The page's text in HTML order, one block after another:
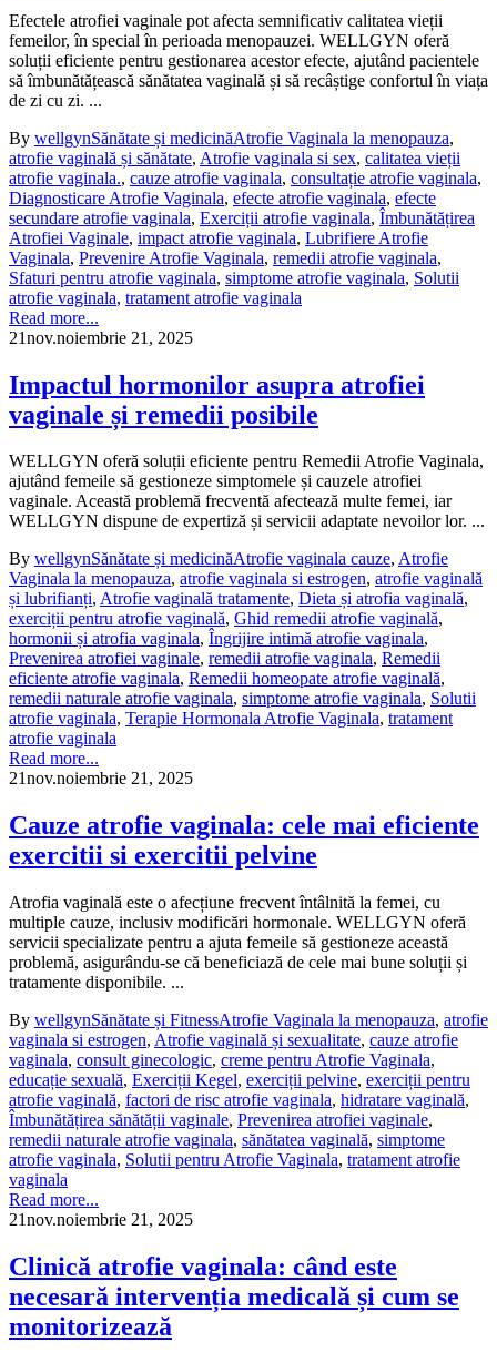
Efectele atrofiei vaginale pot afecta semnificativ calitatea vieții
femeilor, în special în perioada menopauzei. WELLGYN oferă
soluții eficiente pentru gestionarea acestor efecte, ajutând pacientele
să îmbunătățească sănătatea vaginală și să recâștige confortul în viața
de zi cu zi. ...
By wellgynSănătate și medicinăAtrofie Vaginala la menopauza,
atrofie vaginală și sănătate, Atrofie vaginala si sex, calitatea vieții
atrofie vaginala., cauze atrofie vaginala, consultație atrofie vaginala,
Diagnosticare Atrofie Vaginala, efecte atrofie vaginala, efecte
secundare atrofie vaginala, Exerciții atrofie vaginala, Îmbunătățirea
Atrofiei Vaginale, impact atrofie vaginala, Lubrifiere Atrofie
Vaginala, Prevenire Atrofie Vaginala, remedii atrofie vaginala,
Sfaturi pentru atrofie vaginala, simptome atrofie vaginala, Solutii
atrofie vaginala, tratament atrofie vaginala
Read more...
21nov.noiembrie 21, 2025
Impactul hormonilor asupra atrofiei
vaginale și remedii posibile
WELLGYN oferă soluții eficiente pentru Remedii Atrofie Vaginala,
ajutând femeile să gestioneze simptomele și cauzele atrofiei
vaginale. Această problemă frecventă afectează multe femei, iar
WELLGYN dispune de expertiză și servicii adaptate nevoilor lor. ...
By wellgynSănătate și medicinăAtrofie vaginala cauze, Atrofie
Vaginala la menopauza, atrofie vaginala si estrogen, atrofie vaginală
și lubrifianți, Atrofie vaginală tratamente, Dieta și atrofia vaginală,
exerciții pentru atrofie vaginală, Ghid remedii atrofie vaginală,
hormonii și atrofia vaginala, Îngrijire intimă atrofie vaginala,
Prevenirea atrofiei vaginale, remedii atrofie vaginala, Remedii
eficiente atrofie vaginala, Remedii homeopate atrofie vaginală,
remedii naturale atrofie vaginala, simptome atrofie vaginala, Solutii
atrofie vaginala, Terapie Hormonala Atrofie Vaginala, tratament
atrofie vaginala
Read more...
21nov.noiembrie 21, 2025
Cauze atrofie vaginala: cele mai eficiente
exercitii si exercitii pelvine
Atrofia vaginală este o afecțiune frecvent întâlnită la femei, cu
multiple cauze, inclusiv modificări hormonale. WELLGYN oferă
servicii specializate pentru a ajuta femeile să gestioneze această
problemă, asigurându-se că beneficiază de cele mai bune soluții și
tratamente disponibile. ...
By wellgynSănătate și FitnessAtrofie Vaginala la menopauza, atrofie
vaginala si estrogen, Atrofie vaginală și sexualitate, cauze atrofie
vaginala, consult ginecologic, creme pentru Atrofie Vaginala,
educație sexuală, Exerciții Kegel, exerciții pelvine, exerciții pentru
atrofie vaginală, factori de risc atrofie vaginala, hidratare vaginală,
Îmbunătățirea sănătății vaginale, Prevenirea atrofiei vaginale,
remedii naturale atrofie vaginala, sănătatea vaginală, simptome
atrofie vaginala, Solutii pentru Atrofie Vaginala, tratament atrofie
vaginala
Read more...
21nov.noiembrie 21, 2025
Clinică atrofie vaginala: când este
necesară intervenția medicală și cum se
monitorizează